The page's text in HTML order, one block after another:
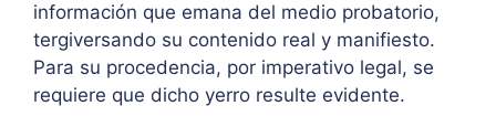
información que emana del medio probatorio,
tergiversando su contenido real y manifiesto.
Para su procedencia, por imperativo legal, se
requiere que dicho yerro resulte evidente.